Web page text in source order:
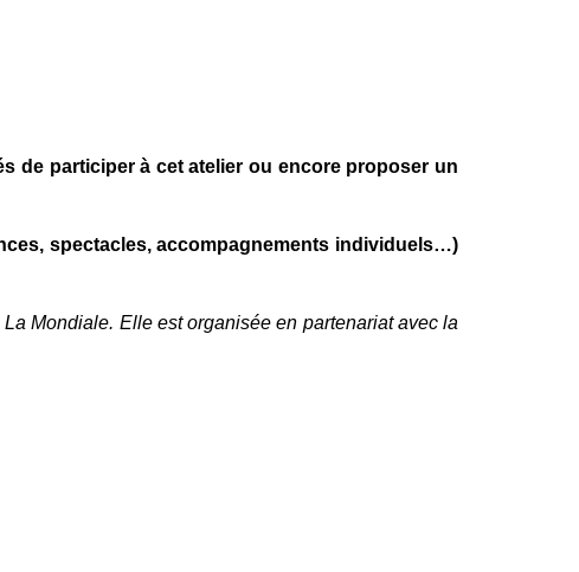
de participer à cet atelier ou encore proposer un
spectacles, accompagnements individuels…)
Mondiale. Elle est organisée en partenariat avec la